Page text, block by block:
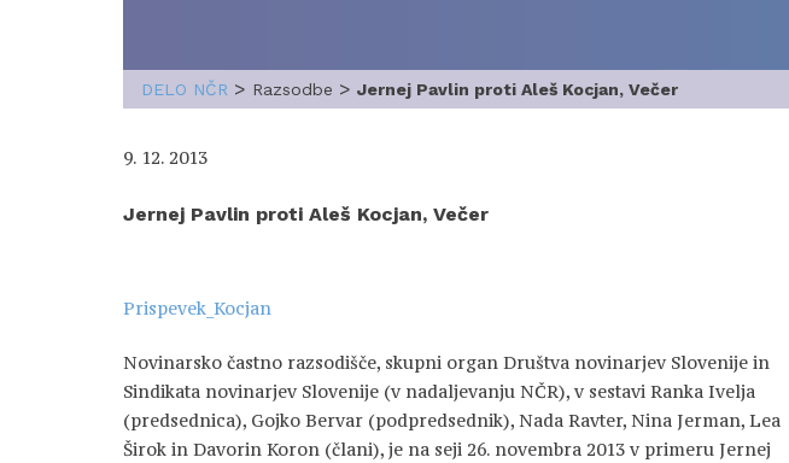
DELO NČR > Razsodbe > Jernej Pavlin proti Aleš Kocjan, Večer
9. 12. 2013
Jernej Pavlin proti Aleš Kocjan, Večer
Prispevek_Kocjan
Novinarsko častno razsodišče, skupni organ Društva novinarjev Slovenije in
Sindikata novinarjev Slovenije (v nadaljevanju NČR), v sestavi Ranka Ivelja
(predsednica), Gojko Bervar (podpredsednik), Nada Ravter, Nina Jerman, Lea
Širok in Davorin Koron (člani), je na seji 26. novembra 2013 v primeru Jernej